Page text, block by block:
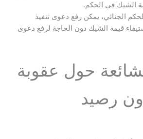
الشيك في الحكم.
الجنائي، يمكن رفع دعوى تنفيذ
قيمة الشيك دون الحاجة لرفع دعوى
حول عقوبة
رصيد